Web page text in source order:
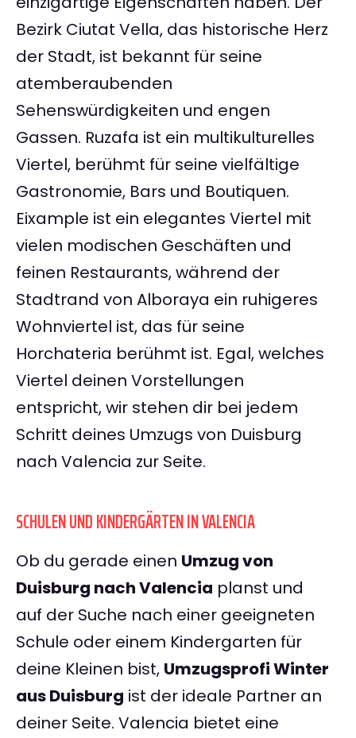
Bezirk Ciutat Vella, das historische Herz
der Stadt, ist bekannt für seine
atemberaubenden
Sehenswürdigkeiten und engen
Gassen. Ruzafa ist ein multikulturelles
Viertel, berühmt für seine vielfältige
Gastronomie, Bars und Boutiquen.
Eixample ist ein elegantes Viertel mit
vielen modischen Geschäften und
feinen Restaurants, während der
Stadtrand von Alboraya ein ruhigeres
Wohnviertel ist, das für seine
Horchateria berühmt ist. Egal, welches
Viertel deinen Vorstellungen
entspricht, wir stehen dir bei jedem
Schritt deines Umzugs von Duisburg
nach Valencia zur Seite.
SCHULEN UND KINDERGÄRTEN IN VALENCIA
Ob du gerade einen Umzug von
Duisburg nach Valencia planst und
auf der Suche nach einer geeigneten
Schule oder einem Kindergarten für
deine Kleinen bist, Umzugsprofi Winter
aus Duisburg ist der ideale Partner an
deiner Seite. Valencia bietet eine